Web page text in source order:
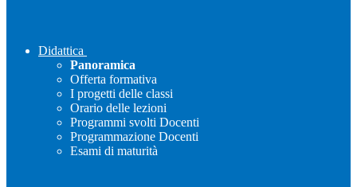
Didattica
Panoramica
Offerta formativa
I progetti delle classi
Orario delle lezioni
Programmi svolti Docenti
Programmazione Docenti
Esami di maturità